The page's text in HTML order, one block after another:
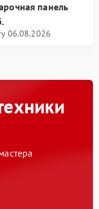
панель
06.08.2026